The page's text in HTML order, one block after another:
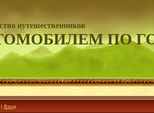
путешественников
ПО
| Вход